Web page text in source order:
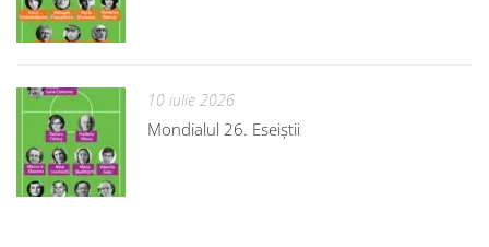
10 iulie 2026
Mondialul 26. Eseiștii